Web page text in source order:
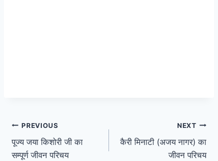
Post
navigation
PREVIOUS
पूज्य जया किशोरी जी का
सम्पूर्ण जीवन परिचय
NEXT
कैरी मिनाटी (अजय नागर) का
जीवन परिचय